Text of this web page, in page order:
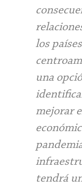
los
una
mejorar
tendrá